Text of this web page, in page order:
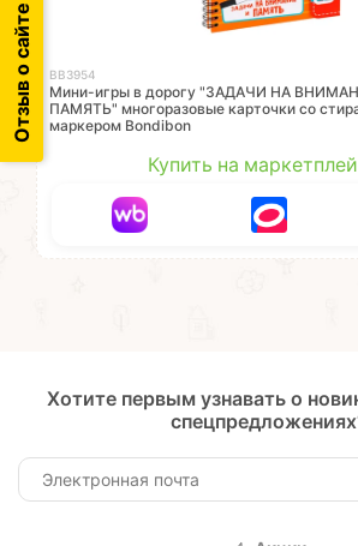
ВВ3954
Мини-игры в дорогу "ЗАДАЧИ НА
ПАМЯТЬ" многоразовые карточки со
маркером Bondibon
Купить на
Отзыв о сайте
Хотите первым узнавать о